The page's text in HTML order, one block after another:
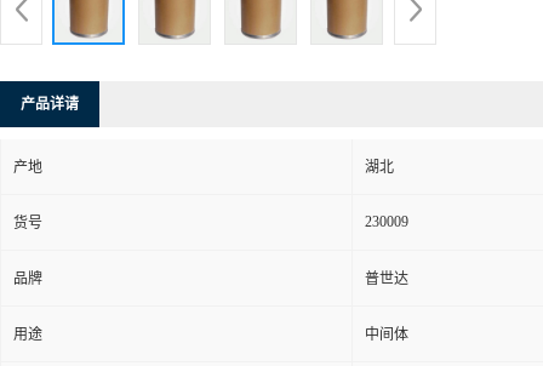
产品详请
产地 湖北
货号 230009
品牌 普世达
用途 中间体